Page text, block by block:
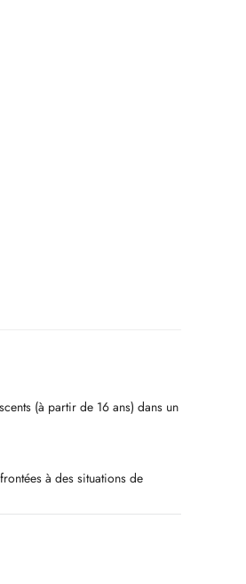
(à partir de 16 ans) dans un
à des situations de